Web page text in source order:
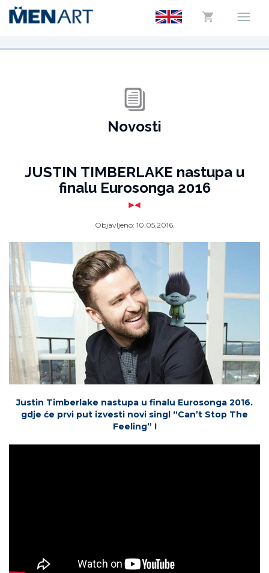
Novosti
JUSTIN TIMBERLAKE nastupa u
finalu Eurosonga 2016
Objavljeno: 10.05.2016.
Justin Timberlake nastupa u finalu Eurosonga 2016.
gdje će prvi put izvesti novi singl “Can’t Stop The
Feeling” !